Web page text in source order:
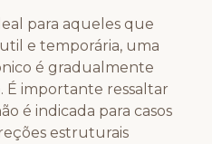
para aqueles que
e temporária, uma
é gradualmente
É importante ressaltar
é indicada para casos
estruturais